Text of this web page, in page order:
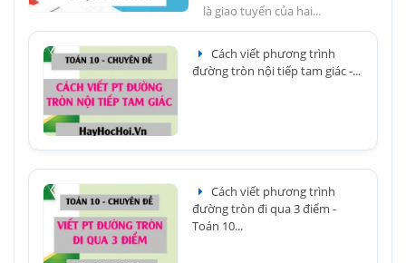
là giao tuyến của hai...
Cách viết phương trình
đường tròn nội tiếp tam giác -...
Cách viết phương trình
đường tròn đi qua 3 điểm -
Toán 10...